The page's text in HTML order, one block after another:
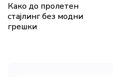
Како до пролетен
стајлинг без модни
грешки